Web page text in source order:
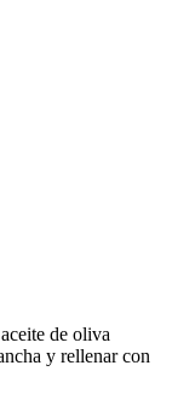
de oliva
y rellenar con